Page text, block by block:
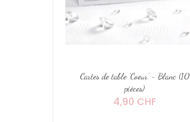
Cartes de table 'Coeur' - Blanc (10
pièces)
4,90 CHF